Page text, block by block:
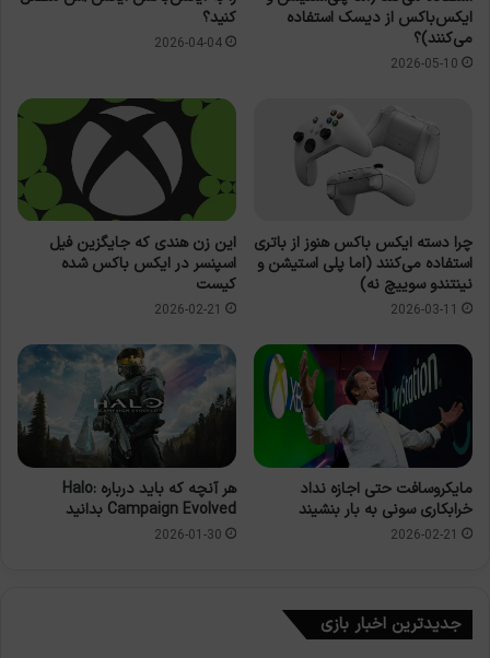
ایکس‌باکس از دیسک استفاده
می‌کنند)؟
2026-05-10
کنید؟
2026-04-04
چرا دسته ایکس باکس هنوز از باتری
استفاده می‌کنند (اما پلی استیشن و
نینتندو سوییچ نه)
2026-03-11
این زن هندی که جایگزین فیل
اسپنسر در ایکس باکس شده
کیست
2026-02-21
مایکروسافت حتی اجازه نداد
خرابکاری سونی به بار بنشیند
2026-02-21
هر آنچه که باید درباره Halo:
Campaign Evolved بدانید
2026-01-30
جدیدترین اخبار بازی